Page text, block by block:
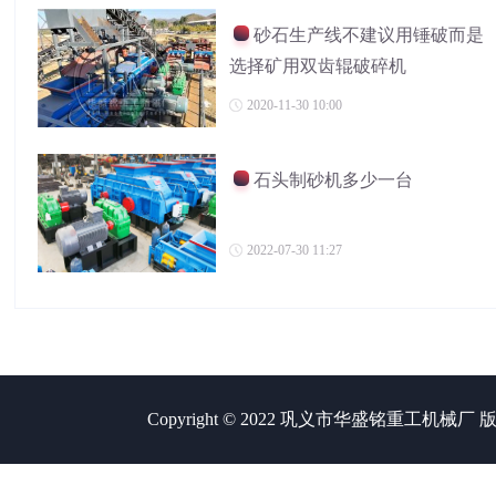
砂石生产线不建议用锤破而是
选择矿用双齿辊破碎机
2020-11-30 10:00
石头制砂机多少一台
2022-07-30 11:27
Copyright © 2022 巩义市华盛铭重工机械厂